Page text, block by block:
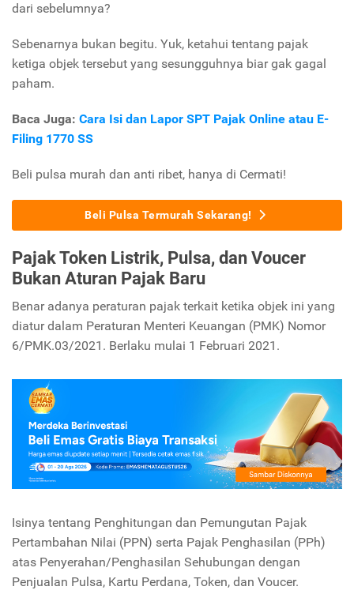
dari sebelumnya?
Sebenarnya bukan begitu. Yuk, ketahui tentang pajak
ketiga objek tersebut yang sesungguhnya biar gak gagal
paham.
Baca Juga: Cara Isi dan Lapor SPT Pajak Online atau E-
Filing 1770 SS
Beli pulsa murah dan anti ribet, hanya di Cermati!
Beli Pulsa Termurah Sekarang!
Pajak Token Listrik, Pulsa, dan Voucer
Bukan Aturan Pajak Baru
Benar adanya peraturan pajak terkait ketika objek ini yang
diatur dalam Peraturan Menteri Keuangan (PMK) Nomor
6/PMK.03/2021. Berlaku mulai 1 Februari 2021.
Isinya tentang Penghitungan dan Pemungutan Pajak
Pertambahan Nilai (PPN) serta Pajak Penghasilan (PPh)
atas Penyerahan/Penghasilan Sehubungan dengan
Penjualan Pulsa, Kartu Perdana, Token, dan Voucer.